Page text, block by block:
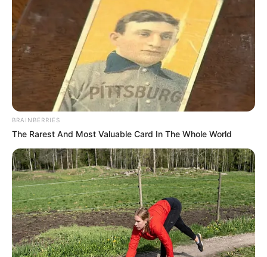
www.eisenach.de
de.wikipedia.org/
wiki/Eisenach
Kauf- und Lesetipps:
Reiseführer Eisenach
Hotels in Eisenach auf Seiten vonHotelanbietern
buchen.
Bilderfreigabe: Die Bilder dieser Seite dürfen unter
bestimmten Bedingungen für private und kommerzielle
Zwecke kostenlos benutzt werden. Weiteres siehe
Bilderfreigabe.
Auf diesen Seiten geht vieles nur noch mitKI im
BRAINBERRIES
The Rarest And Most Valuable Card In The Whole World